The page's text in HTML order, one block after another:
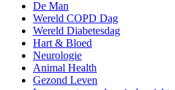
De Man
Wereld COPD Dag
Wereld Diabetesdag
Hart & Bloed
Neurologie
Animal Health
Gezond Leven